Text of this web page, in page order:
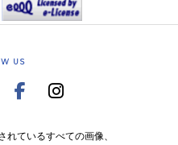
US
れているすべての画像、